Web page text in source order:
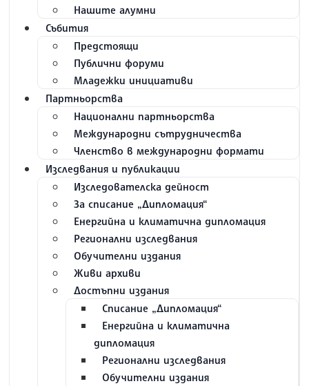
Нашите алумни
Събития
Предстоящи
Публични форуми
Младежки инициативи
Партньорства
Национални партньорства
Международни сътрудничества
Членство в международни формати
Изследвания и публикации
Изследователска дейност
За списание „Дипломация“
Енергийна и климатична дипломация
Регионални изследвания
Обучителни издания
Живи архиви
Достъпни издания
Списание „Дипломация“
Енергийна и климатична
дипломация
Регионални изследвания
Обучителни издания